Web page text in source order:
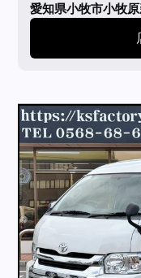
愛知県小牧市小牧